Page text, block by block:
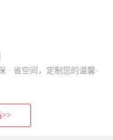
· 省空间，定制您的温馨·